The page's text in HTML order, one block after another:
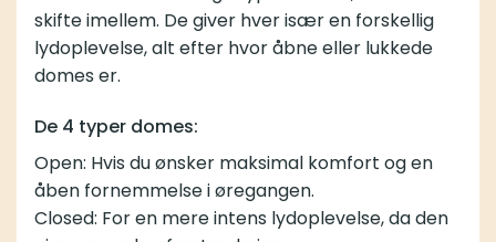
skifte imellem. De giver hver især en forskellig
lydoplevelse, alt efter hvor åbne eller lukkede
domes er.
De 4 typer domes:
Open: Hvis du ønsker maksimal komfort og en
åben fornemmelse i øregangen.
Closed: For en mere intens lydoplevelse, da den